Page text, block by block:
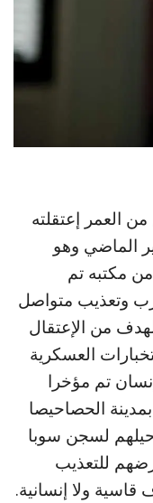
العمر إعتقلته
الماضي وهو
مكتبه تم
وتعذيب متواصل
من الإعتقال
العسكرية
تم مؤخرا
الحصاحيصا
لسجن سوبا
للتعذيب
ولا إنسانية.